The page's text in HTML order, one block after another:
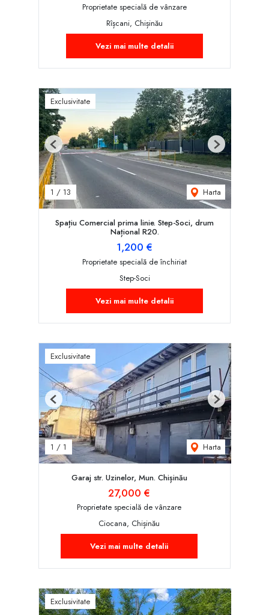
Proprietate specială de vânzare
Rîșcani, Chișinău
Vezi mai multe detalii
Exclusivitate
1 / 13 Harta
Previous Next
Spațiu Comercial prima linie. Step-Soci, drum
Național R20.
1,200 €
Proprietate specială de închiriat
Step-Soci
Vezi mai multe detalii
Exclusivitate
1 / 1 Harta
Previous Next
Garaj str. Uzinelor, Mun. Chișinău
27,000 €
Proprietate specială de vânzare
Ciocana, Chișinău
Vezi mai multe detalii
Exclusivitate